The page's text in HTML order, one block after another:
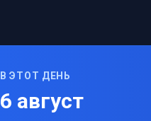
В ЭТОТ ДЕНЬ
6 август